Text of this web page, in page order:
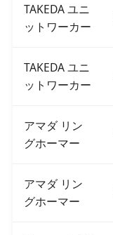
TAKEDA ユニ
ットワーカー
TAKEDA ユニ
ットワーカー
アマダ リン
グホーマー
アマダ リン
グホーマー